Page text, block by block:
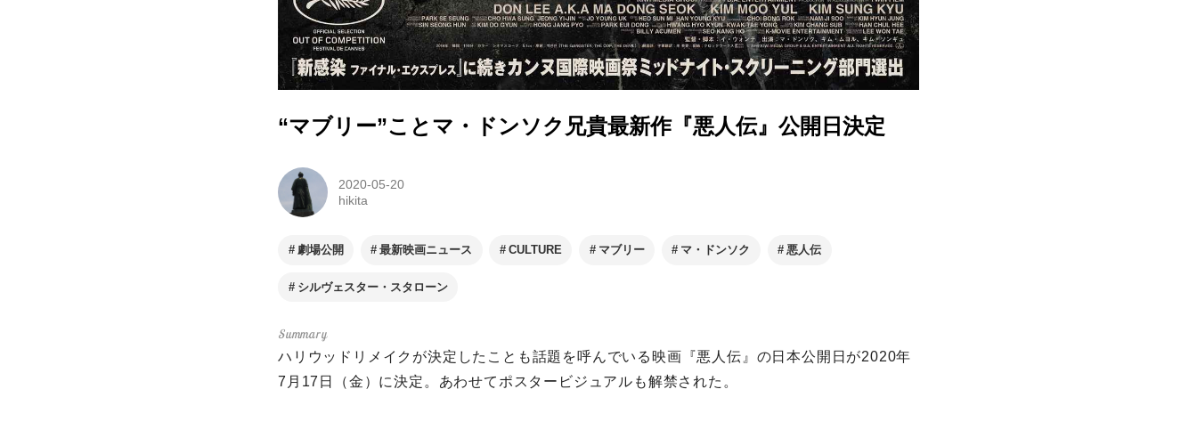
“マブリー”ことマ・ドンソク兄貴最新作『悪人伝』公開日決定
2020-05-20
hikita
劇場公開 最新映画ニュース CULTURE マブリー マ・ドンソク 悪人伝
シルヴェスター・スタローン
ハリウッドリメイクが決定したことも話題を呼んでいる映画『悪人伝』の日本公開日が2020年
7月17日（金）に決定。あわせてポスタービジュアルも解禁された。